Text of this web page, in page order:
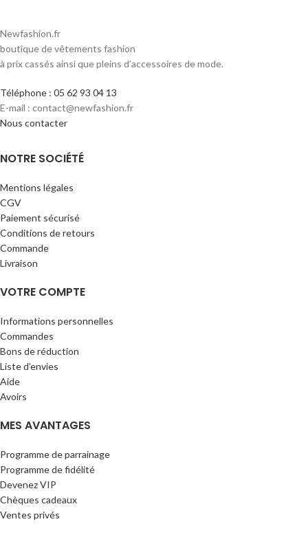
Newfashion.fr
boutique de vêtements fashion
à prix cassés ainsi que pleins d’accessoires de mode.
Téléphone : 05 62 93 04 13
E-mail : contact@newfashion.fr
Nous contacter
NOTRE SOCIÉTÉ
Mentions légales
CGV
Paiement sécurisé
Conditions de retours
Commande
Livraison
VOTRE COMPTE
Informations personnelles
Commandes
Bons de réduction
Liste d’envies
Aide
Avoirs
MES AVANTAGES
Programme de parrainage
Programme de fidélité
Devenez VIP
Chèques cadeaux
Ventes privés